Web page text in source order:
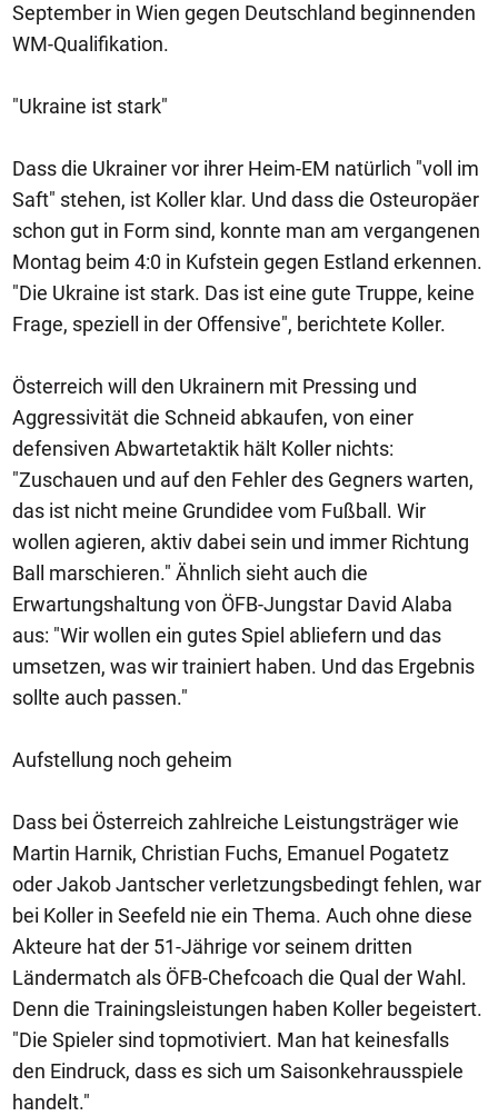
September in Wien gegen Deutschland beginnenden
WM-Qualifikation.
"Ukraine ist stark"
Dass die Ukrainer vor ihrer Heim-EM natürlich "voll im
Saft" stehen, ist Koller klar. Und dass die Osteuropäer
schon gut in Form sind, konnte man am vergangenen
Montag beim 4:0 in Kufstein gegen Estland erkennen.
"Die Ukraine ist stark. Das ist eine gute Truppe, keine
Frage, speziell in der Offensive", berichtete Koller.
Österreich will den Ukrainern mit Pressing und
Aggressivität die Schneid abkaufen, von einer
defensiven Abwartetaktik hält Koller nichts:
"Zuschauen und auf den Fehler des Gegners warten,
das ist nicht meine Grundidee vom Fußball. Wir
wollen agieren, aktiv dabei sein und immer Richtung
Ball marschieren." Ähnlich sieht auch die
Erwartungshaltung von ÖFB-Jungstar David Alaba
aus: "Wir wollen ein gutes Spiel abliefern und das
umsetzen, was wir trainiert haben. Und das Ergebnis
sollte auch passen."
Aufstellung noch geheim
Dass bei Österreich zahlreiche Leistungsträger wie
Martin Harnik, Christian Fuchs, Emanuel Pogatetz
oder Jakob Jantscher verletzungsbedingt fehlen, war
bei Koller in Seefeld nie ein Thema. Auch ohne diese
Akteure hat der 51-Jährige vor seinem dritten
Ländermatch als ÖFB-Chefcoach die Qual der Wahl.
Denn die Trainingsleistungen haben Koller begeistert.
"Die Spieler sind topmotiviert. Man hat keinesfalls
den Eindruck, dass es sich um Saisonkehrausspiele
handelt."